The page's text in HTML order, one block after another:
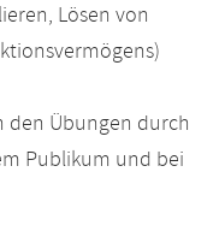
Lösen von
Übungen durch
Publikum und bei